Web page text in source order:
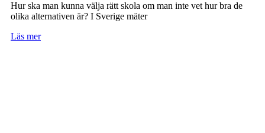
Hur ska man kunna välja rätt skola om man inte vet hur bra de
olika alternativen är? I Sverige mäter
Läs mer